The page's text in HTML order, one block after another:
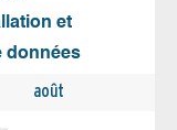
et
données
août